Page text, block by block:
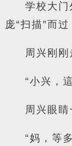
学校大
庞“扫描”而
周兴刚
“小兴，
周兴眼睛
“妈，等